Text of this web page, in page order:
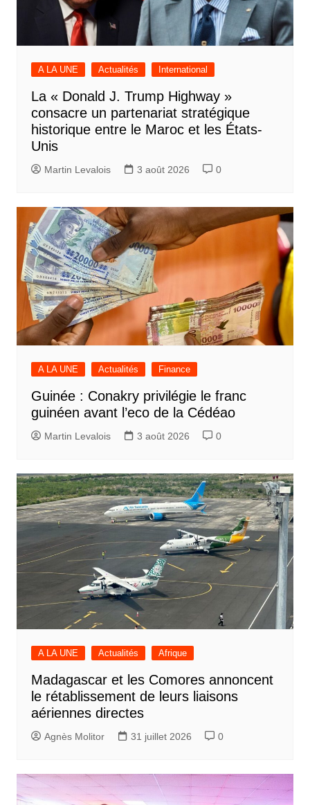
A LA UNE Actualités International
La « Donald J. Trump Highway »
consacre un partenariat stratégique
historique entre le Maroc et les États-
Unis
Martin Levalois 3 août 2026 0
A LA UNE Actualités Finance
Guinée : Conakry privilégie le franc
guinéen avant l’eco de la Cédéao
Martin Levalois 3 août 2026 0
A LA UNE Actualités Afrique
Madagascar et les Comores annoncent
le rétablissement de leurs liaisons
aériennes directes
Agnès Molitor 31 juillet 2026 0